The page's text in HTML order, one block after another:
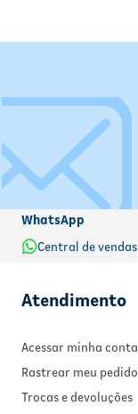
WhatsApp
Central de vendas
Atendimento
Acessar minha conta
Rastrear meu pedido
Trocas e devoluções